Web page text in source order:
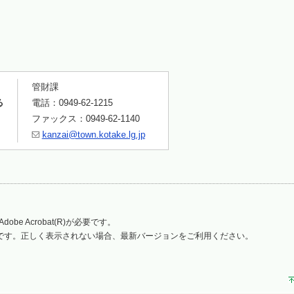
管財課
電話：0949-62-1215
ファックス：0949-62-1140
kanzai@town.kotake.lg.jp
Acrobat(R)が必要です。
。正しく表示されない場合、最新バージョンをご利用ください。